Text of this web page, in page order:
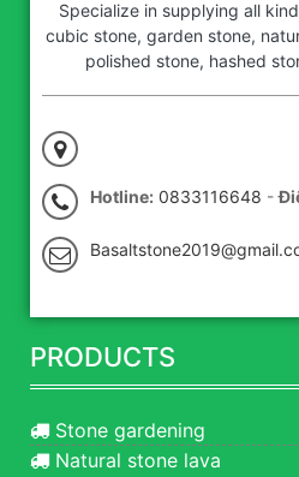
Specialize in supplying all
cubic stone, garden stone,
polished stone, hashed
Hotline: 0833116648 -
PRODUCTS
Stone gardening
Natural stone lava